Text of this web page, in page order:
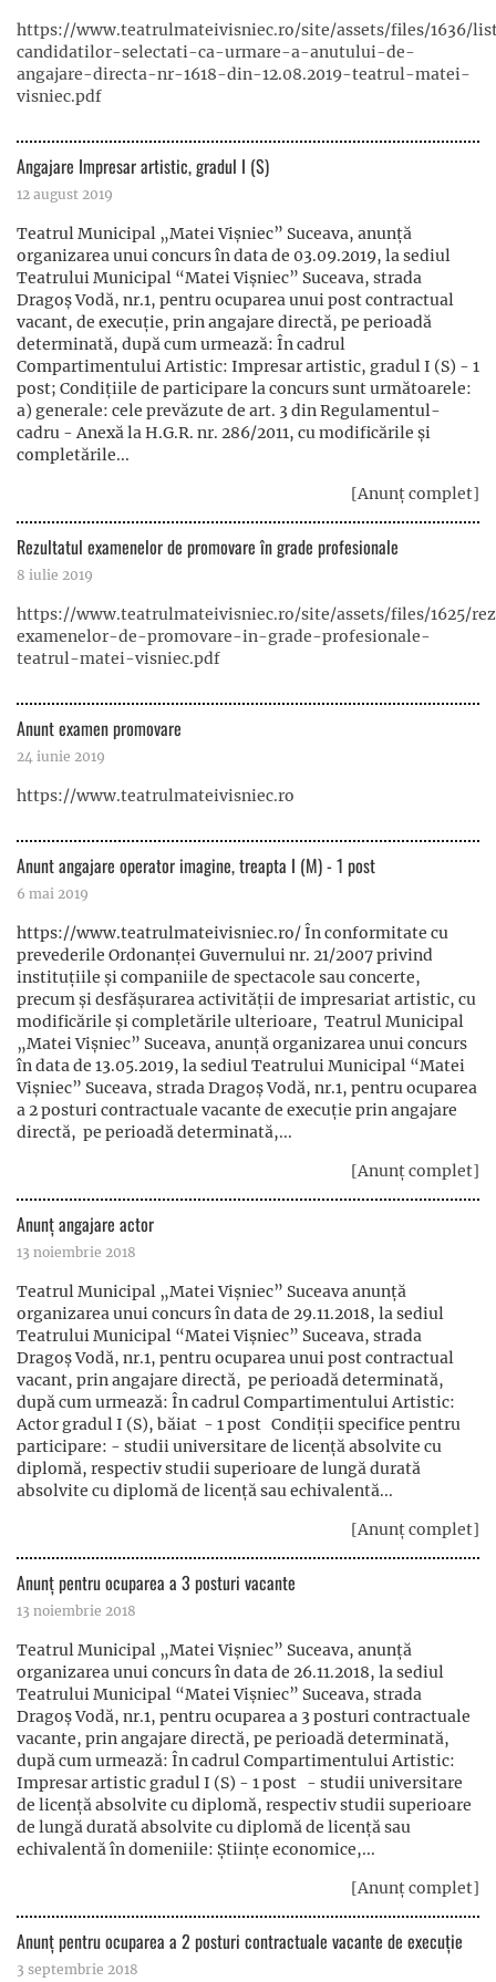
https://www.teatrulmateivisniec.ro/site/assets/files/1636/
candidatilor-selectati-ca-urmare-a-anutului-de-
angajare-directa-nr-1618-din-12.08.2019-teatrul-matei-
visniec.pdf
Angajare Impresar artistic, gradul I (S)
12 august 2019
Teatrul Municipal „Matei Vișniec” Suceava, anunță
organizarea unui concurs în data de 03.09.2019, la sediul
Teatrului Municipal “Matei Vișniec” Suceava, strada
Dragoș Vodă, nr.1, pentru ocuparea unui post contractual
vacant, de execuție, prin angajare directă, pe perioadă
determinată, după cum urmează: În cadrul
Compartimentului Artistic: Impresar artistic, gradul I (S) - 1
post; Condiţiile de participare la concurs sunt următoarele:
a) generale: cele prevăzute de art. 3 din Regulamentul-
cadru - Anexă la H.G.R. nr. 286/2011, cu modificările și
completările...
[Anunț complet]
Rezultatul examenelor de promovare în grade profesionale
8 iulie 2019
https://www.teatrulmateivisniec.ro/site/assets/files/1625/
examenelor-de-promovare-in-grade-profesionale-
teatrul-matei-visniec.pdf
Anunt examen promovare
24 iunie 2019
https://www.teatrulmateivisniec.ro
Anunt angajare operator imagine, treapta I (M) - 1 post
6 mai 2019
https://www.teatrulmateivisniec.ro/ În conformitate cu
prevederile Ordonanţei Guvernului nr. 21/2007 privind
instituţiile şi companiile de spectacole sau concerte,
precum şi desfăşurarea activităţii de impresariat artistic, cu
modificările și completările ulterioare, Teatrul Municipal
„Matei Vișniec” Suceava, anunță organizarea unui concurs
în data de 13.05.2019, la sediul Teatrului Municipal “Matei
Vișniec” Suceava, strada Dragoș Vodă, nr.1, pentru ocuparea
a 2 posturi contractuale vacante de execuție prin angajare
directă, pe perioadă determinată,...
[Anunț complet]
Anunț angajare actor
13 noiembrie 2018
Teatrul Municipal „Matei Vișniec” Suceava anunță
organizarea unui concurs în data de 29.11.2018, la sediul
Teatrului Municipal “Matei Vișniec” Suceava, strada
Dragoș Vodă, nr.1, pentru ocuparea unui post contractual
vacant, prin angajare directă, pe perioadă determinată,
după cum urmează: În cadrul Compartimentului Artistic:
Actor gradul I (S), băiat - 1 post Condiţii specifice pentru
participare: - studii universitare de licență absolvite cu
diplomă, respectiv studii superioare de lungă durată
absolvite cu diplomă de licență sau echivalentă...
[Anunț complet]
Anunț pentru ocuparea a 3 posturi vacante
13 noiembrie 2018
Teatrul Municipal „Matei Vișniec” Suceava, anunță
organizarea unui concurs în data de 26.11.2018, la sediul
Teatrului Municipal “Matei Vișniec” Suceava, strada
Dragoș Vodă, nr.1, pentru ocuparea a 3 posturi contractuale
vacante, prin angajare directă, pe perioadă determinată,
după cum urmează: În cadrul Compartimentului Artistic:
Impresar artistic gradul I (S) - 1 post - studii universitare
de licență absolvite cu diplomă, respectiv studii superioare
de lungă durată absolvite cu diplomă de licență sau
echivalentă în domeniile: Științe economice,...
[Anunț complet]
Anunț pentru ocuparea a 2 posturi contractuale vacante de execuție
3 septembrie 2018